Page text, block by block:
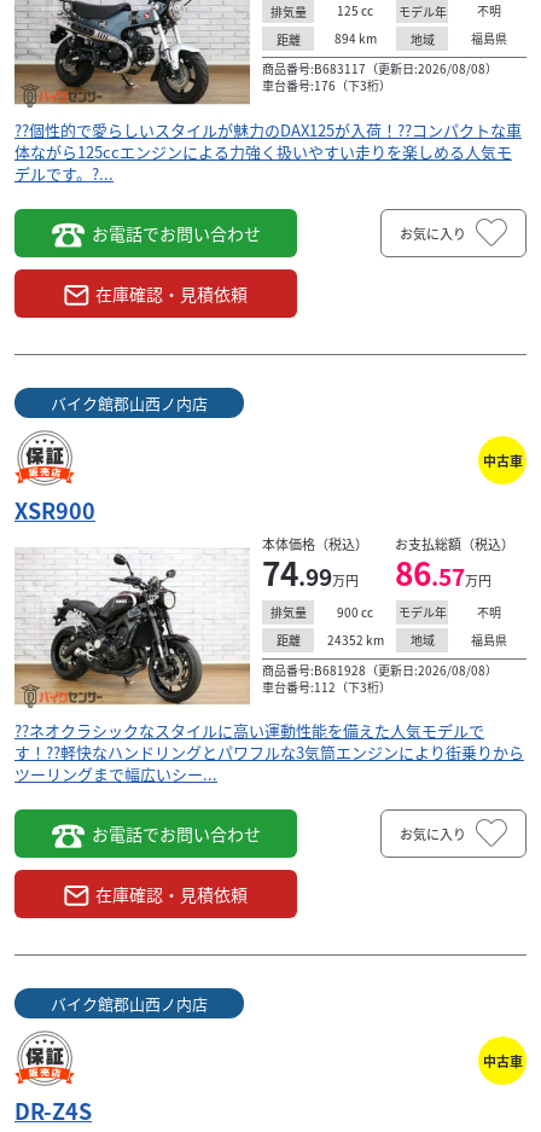
排気量 125 cc モデル年
不明
距離
894 km 地域
福島県
商品番号:B683117（更新日:2026/08/08）
車台番号:176（下3桁）
??個性的で愛らしいスタイルが魅力のDAX125が入荷！??コンパクトな車
体ながら125ccエンジンによる力強く扱いやすい走りを楽しめる人気モ
デルです。?...
お電話でお問い合わせ
在庫確認・見積依頼
お気に入り
バイク館郡山西ノ内店
中古車
XSR900
本体価格（税込）
74.99万円
お支払総額（税込）
86.57万円
排気量 900 cc モデル年
不明
距離
24352 km 地域
福島県
商品番号:B681928（更新日:2026/08/08）
車台番号:112（下3桁）
??ネオクラシックなスタイルに高い運動性能を備えた人気モデルで
す！??軽快なハンドリングとパワフルな3気筒エンジンにより街乗りから
ツーリングまで幅広いシー...
お電話でお問い合わせ
在庫確認・見積依頼
お気に入り
バイク館郡山西ノ内店
中古車
DR-Z4S